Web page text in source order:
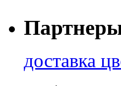
доставка